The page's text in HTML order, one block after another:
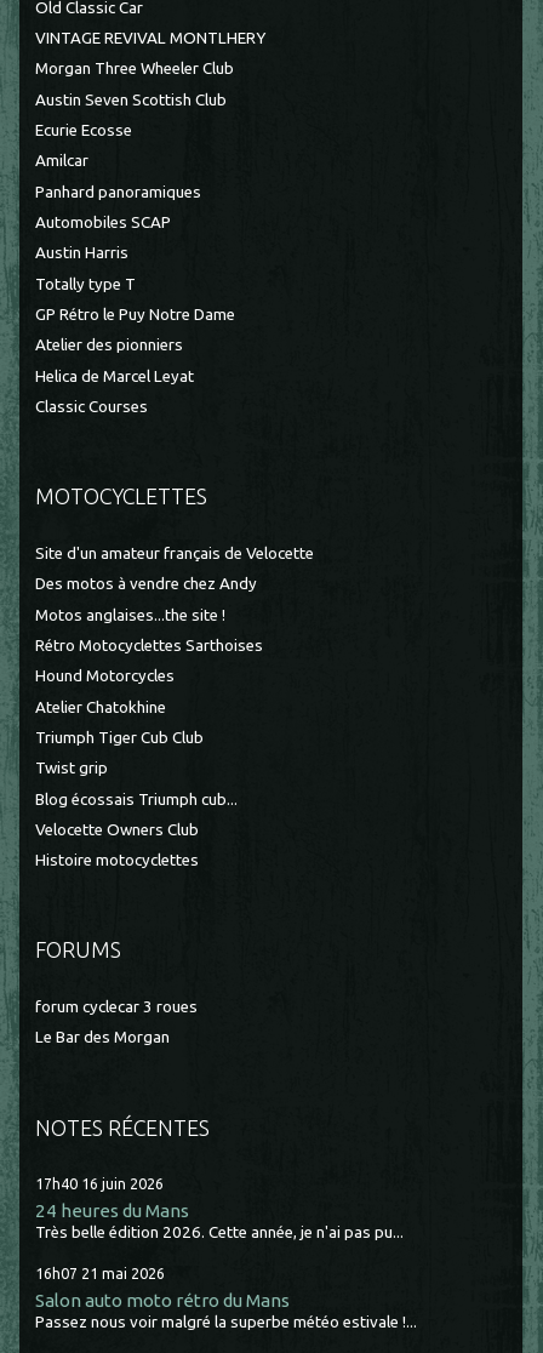
Old Classic Car
VINTAGE REVIVAL MONTLHERY
Morgan Three Wheeler Club
Austin Seven Scottish Club
Ecurie Ecosse
Amilcar
Panhard panoramiques
Automobiles SCAP
Austin Harris
Totally type T
GP Rétro le Puy Notre Dame
Atelier des pionniers
Helica de Marcel Leyat
Classic Courses
MOTOCYCLETTES
Site d'un amateur français de Velocette
Des motos à vendre chez Andy
Motos anglaises...the site !
Rétro Motocyclettes Sarthoises
Hound Motorcycles
Atelier Chatokhine
Triumph Tiger Cub Club
Twist grip
Blog écossais Triumph cub...
Velocette Owners Club
Histoire motocyclettes
FORUMS
forum cyclecar 3 roues
Le Bar des Morgan
NOTES RÉCENTES
17h40 16 juin 2026
24 heures du Mans
Très belle édition 2026. Cette année, je n'ai pas pu...
16h07 21 mai 2026
Salon auto moto rétro du Mans
Passez nous voir malgré la superbe météo estivale !...